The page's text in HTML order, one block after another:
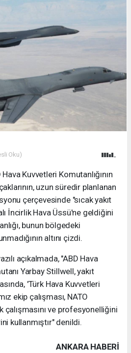
Oku)
Kuvvetleri Komutanlığının
uzun süredir planlanan
çerçevesinde "sıcak yakıt
İncirlik Hava Üssü'ne geldiğini
bunun bölgedeki
altını çizdi.
açıkalmada, "ABD Hava
Yarbay Stillwell, yakıt
'Türk Hava Kuvvetleri
ekip çalışması, NATO
çalışmasını ve profesyonelliğini
kullanmıştır" denildi.
ANKARA HABERİ